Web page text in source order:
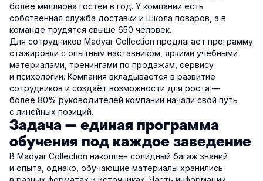
более миллиона гостей в год. У компании есть
собственная служба доставки и Школа поваров, а в
команде трудятся свыше 650 человек.
Для сотрудников Madyar Collection предлагает программу
стажировки с опытным наставником, яркими учебными
материалами, тренингами по продажам, сервису
и психологии. Компания вкладывается в развитие
сотрудников и создаёт возможности для роста —
более 80% руководителей компании начали свой путь
с линейных позиций.
Задача — единая программа
обучения под каждое заведение
В Madyar Collection накоплен солидный багаж знаний
и опыта, однако, обучающие материалы хранились